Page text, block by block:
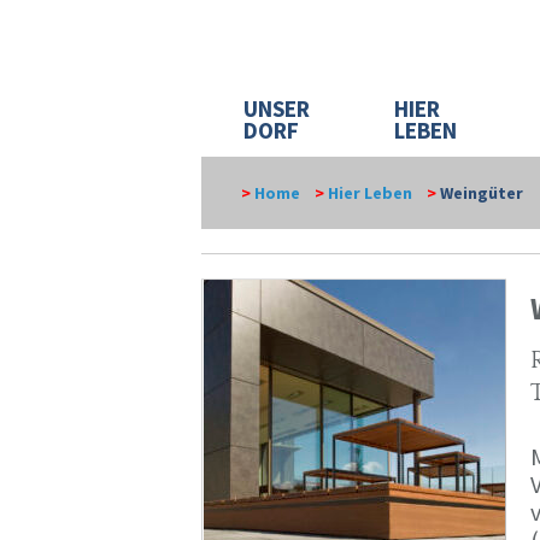
UNSER
DORF
HIER
LEBEN
> Home > Hier Leben >Weingüter